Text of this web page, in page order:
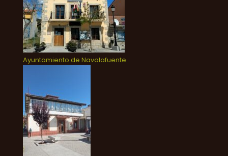
Ayuntamiento de Navalafuente